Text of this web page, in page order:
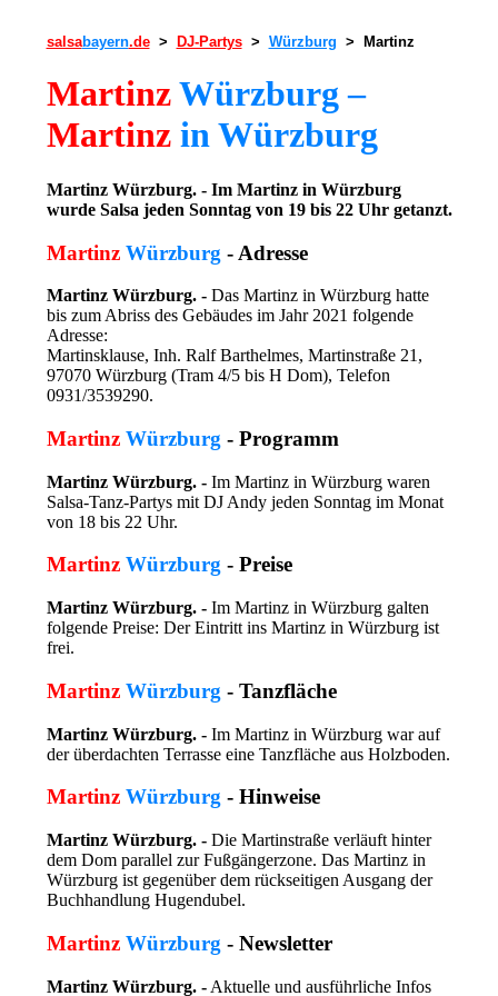
salsabayern.de> DJ-Partys> Würzburg > Martinz
Martinz Würzburg –
Martinz in Würzburg
Martinz Würzburg. - Im Martinz in Würzburg
wurde Salsa jeden Sonntag von 19 bis 22 Uhr getanzt.
Martinz Würzburg - Adresse
Martinz Würzburg. -Das Martinz in Würzburg hatte
bis zum Abriss des Gebäudes im Jahr 2021 folgende
Adresse:
Martinsklause, Inh. Ralf Barthelmes, Martinstraße 21,
97070 Würzburg (Tram 4/5 bis H Dom), Telefon
0931/3539290.
Martinz Würzburg - Programm
Martinz Würzburg. -Im Martinz in Würzburg waren
Salsa-Tanz-Partys mit DJ Andy jeden Sonntag im Monat
von 18 bis 22 Uhr.
Martinz Würzburg- Preise
Martinz Würzburg. -Im Martinz in Würzburg galten
folgende Preise: Der Eintritt ins Martinz in Würzburg ist
frei.
Martinz Würzburg - Tanzfläche
Martinz Würzburg. -Im Martinz in Würzburg war auf
der überdachten Terrasse eine Tanzfläche aus Holzboden.
Martinz Würzburg- Hinweise
Martinz Würzburg. -Die Martinstraße verläuft hinter
dem Dom parallel zur Fußgängerzone. Das Martinz in
Würzburg ist gegenüber dem rückseitigen Ausgang der
Buchhandlung Hugendubel.
Martinz Würzburg - Newsletter
Martinz Würzburg. -Aktuelle und ausführliche Infos